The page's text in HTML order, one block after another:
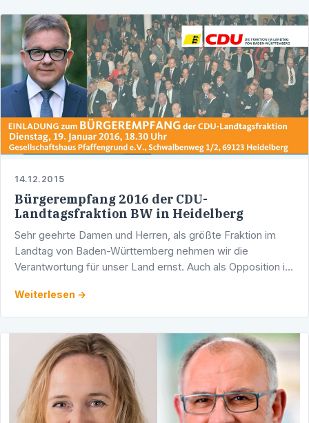
14.12.2015
Bürgerempfang 2016 der CDU-
Landtagsfraktion BW in Heidelberg
Sehr geehrte Damen und Herren, als größte Fraktion im
Landtag von Baden-Württemberg nehmen wir die
Verantwortung für unser Land ernst. Auch als Opposition ist
persönlichen …
Weiterlesen →